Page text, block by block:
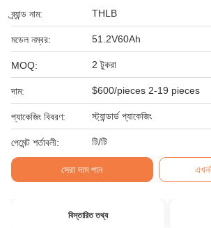
ব্র্যান্ড নাম: THLB
মডেল নম্বর: 51.2V60Ah
MOQ: 2 টুকরা
দাম: $600/pieces 2-19 pieces
প্যাকেজিং বিবরণ: স্ট্যান্ডার্ড প্যাকেজিং
পেমেন্ট শর্তাবলী: টি/টি
সেরা দাম পান
বিস্তারিত তথ্য